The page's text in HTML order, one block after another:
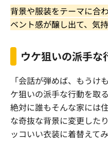
背景や服装をテーマに合
ベント感が醸し出て、気
ウケ狙いの派手な
「会話が弾めば、もうけ
ケ狙いの派手な行動を取
絶対に誰もそんな家には
な奇抜な背景に変更した
ッコいい衣装に着替えて